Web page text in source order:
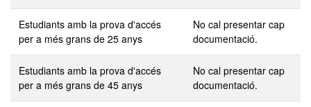
Estudiants amb la prova d'accés
per a més grans de 25 anys
No cal presentar cap
documentació.
Estudiants amb la prova d'accés
per a més grans de 45 anys
No cal presentar cap
documentació.